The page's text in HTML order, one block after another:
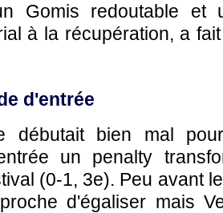
Gomis redoutable et
à la récupération, a
d'entrée
débutait bien mal
un penalty
(0-1, 3e). Peu avant
d'égaliser mais